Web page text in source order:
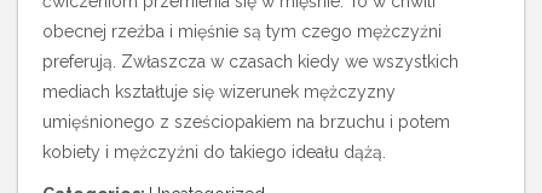
obecnej rzeźba i mięśnie są tym czego mężczyźni
preferują. Zwłaszcza w czasach kiedy we wszystkich
mediach kształtuje się wizerunek mężczyzny
umięśnionego z sześciopakiem na brzuchu i potem
kobiety i mężczyźni do takiego ideału dążą.